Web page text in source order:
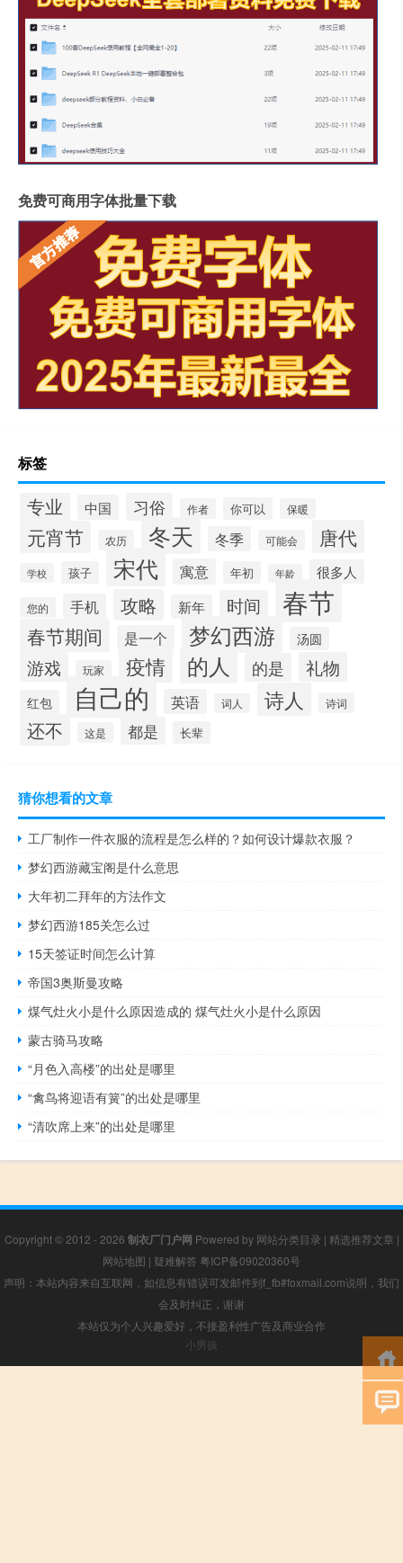
免费可商用字体批量下载
标签
专业 中国 习俗 作者 你可以 保暖
元宵节 农历 冬天 冬季 可能会 唐代
学校 孩子 宋代 寓意 年初 年龄 很多人
您的 手机 攻略 新年 时间 春节
春节期间 是一个 梦幻西游 汤圆
游戏 玩家 疫情 的人 的是 礼物
红包 自己的 英语 词人 诗人 诗词
还不 这是 都是 长辈
猜你想看的文章
工厂制作一件衣服的流程是怎么样的？如何设计爆款衣服？
梦幻西游藏宝阁是什么意思
大年初二拜年的方法作文
梦幻西游185关怎么过
15天签证时间怎么计算
帝国3奥斯曼攻略
煤气灶火小是什么原因造成的 煤气灶火小是什么原因
蒙古骑马攻略
“月色入高楼”的出处是哪里
“禽鸟将迎语有簧”的出处是哪里
“清吹席上来”的出处是哪里
Copyright © 2012 - 2026 制衣厂门户网 Powered by 网站分类目录 | 精选推荐文章 |
网站地图 | 疑难解答 粤ICP备09020360号
声明：本站内容来自互联网，如信息有错误可发邮件到f_fb#foxmail.com说明，我们
会及时纠正，谢谢
本站仅为个人兴趣爱好，不接盈利性广告及商业合作
小男孩